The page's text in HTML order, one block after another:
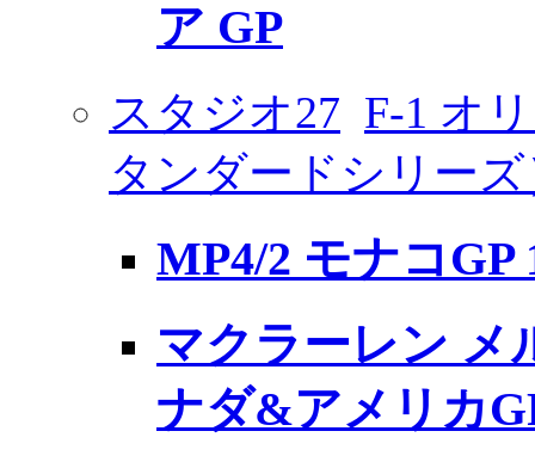
ア GP
スタジオ27 F-1 オ
タンダードシリー
MP4/2 モナコGP
マクラーレン メ
ナダ&アメリカ